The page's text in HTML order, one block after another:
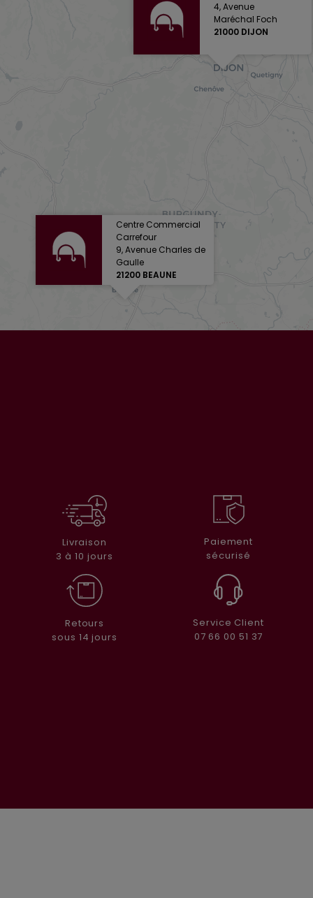
4, Avenue
Maréchal Foch
21000 DIJON
Centre Commercial
Carrefour
9, Avenue Charles de
Gaulle
21200 BEAUNE
Livraison
3 à 10 jours
Paiement
sécurisé
Retours
sous 14 jours
Service Client
07 66 00 51 37